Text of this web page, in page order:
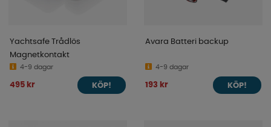
Yachtsafe Trådlös
Magnetkontakt
4-9 dagar
495 kr KÖP!
Avara Batteri backup
4-9 dagar
193 kr KÖP!